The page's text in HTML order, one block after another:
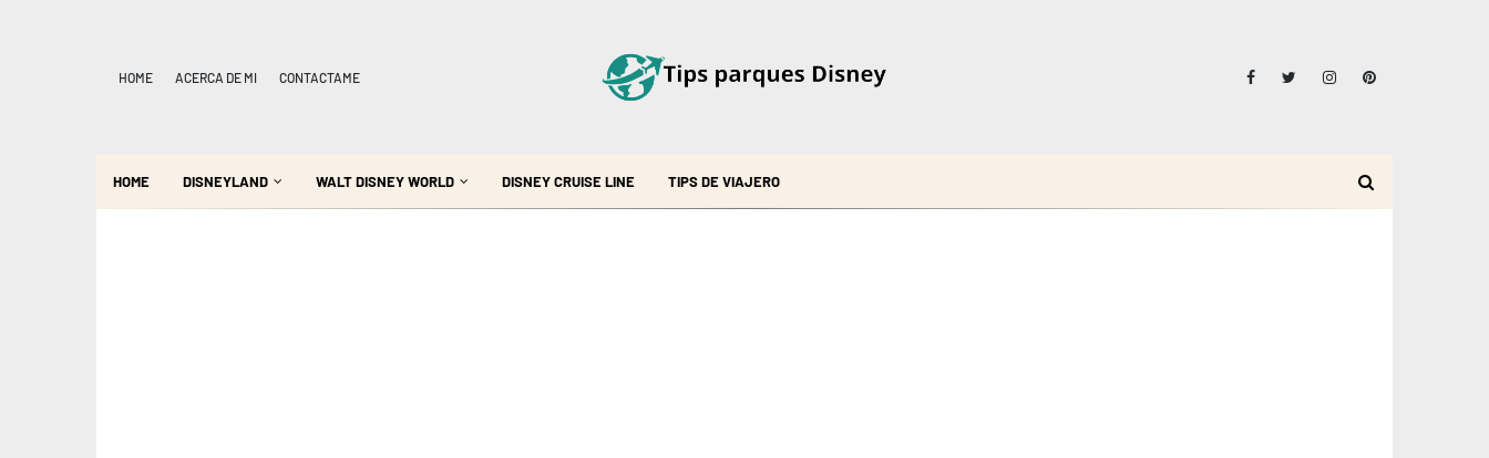
HOME ACERCA DE MI CONTACTAME
HOME DISNEYLAND WALT DISNEY WORLD DISNEY CRUISE LINE TIPS DE VIAJERO